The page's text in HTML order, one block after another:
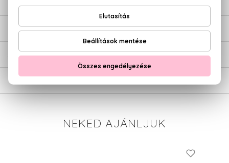
ÉRTÉKELÉSEK (0)
SZÁLLÍTÁS
NEKED AJÁNLJUK